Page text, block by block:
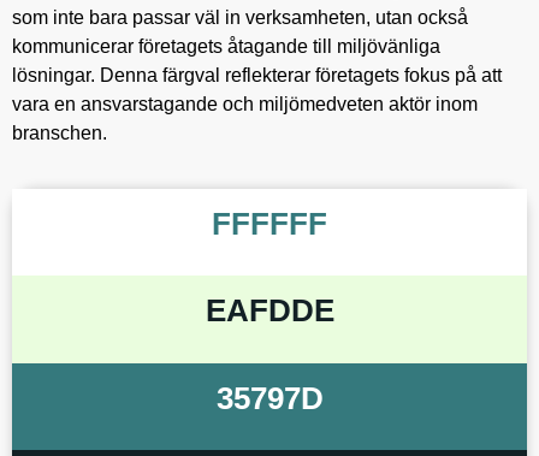
som inte bara passar väl in verksamheten, utan också
kommunicerar företagets åtagande till miljövänliga
lösningar. Denna färgval reflekterar företagets fokus på att
vara en ansvarstagande och miljömedveten aktör inom
branschen.
FFFFFF
EAFDDE
35797D